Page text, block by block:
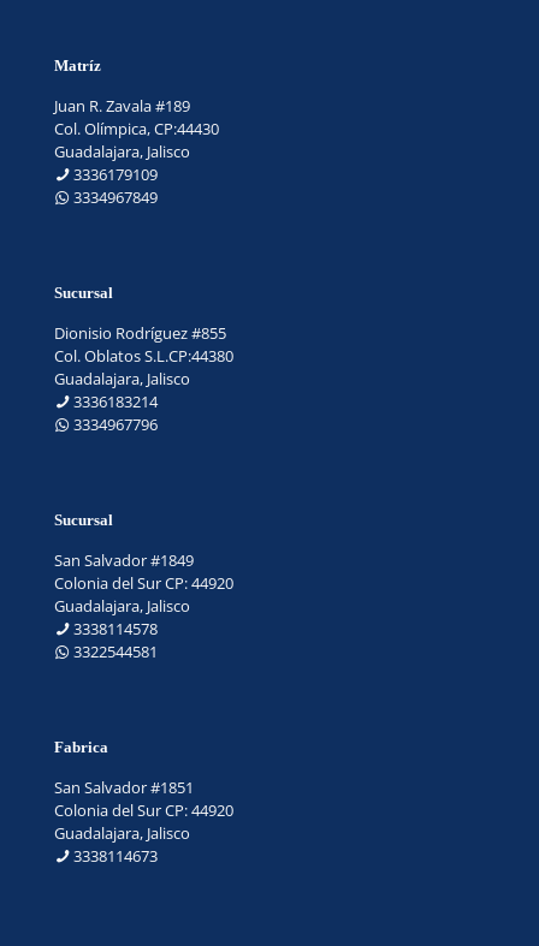
Matríz
Juan R. Zavala #189
Col. Olímpica, CP:44430
Guadalajara, Jalisco
3336179109
3334967849
Sucursal
Dionisio Rodríguez #855
Col. Oblatos S.L.CP:44380
Guadalajara, Jalisco
3336183214
3334967796
Sucursal
San Salvador #1849
Colonia del Sur CP: 44920
Guadalajara, Jalisco
3338114578
3322544581
Fabrica
San Salvador #1851
Colonia del Sur CP: 44920
Guadalajara, Jalisco
3338114673